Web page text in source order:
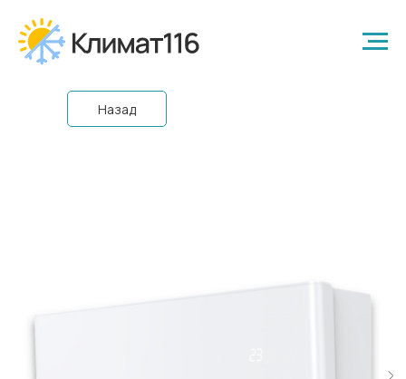
Назад